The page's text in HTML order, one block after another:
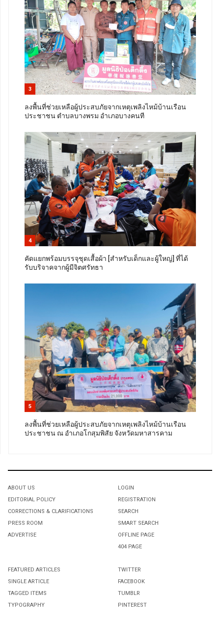
3
ลงพื้นที่ช่วยเหลือผู้ประสบภัยจากเหตุเพลิงไหม้บ้านเรือน
ประชาชน ตำบลบางพรม อำเภอบางคนที
4
คัดแยกพร้อมบรรจุชุดเสื้อผ้า [สำหรับเด็กและผู้ใหญ่] ที่ได้
รับบริจาคจากผู้มีจิตศรัทธา
5
ลงพื้นที่ช่วยเหลือผู้ประสบภัยจากเหตุเพลิงไหม้บ้านเรือน
ประชาชน ณ อำเภอโกสุมพิสัย จังหวัดมหาสารคาม
ABOUT US
EDITORIAL POLICY
CORRECTIONS & CLARIFICATIONS
PRESS ROOM
ADVERTISE
LOGIN
REGISTRATION
SEARCH
SMART SEARCH
OFFLINE PAGE
404 PAGE
FEATURED ARTICLES
SINGLE ARTICLE
TAGGED ITEMS
TYPOGRAPHY
TWITTER
FACEBOOK
TUMBLR
PINTEREST